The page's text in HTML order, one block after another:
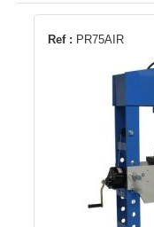
Ref : PR75AIR